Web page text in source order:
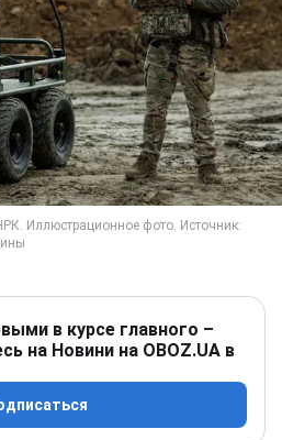
в курсе главного –
на Новини на OBOZ.UA в